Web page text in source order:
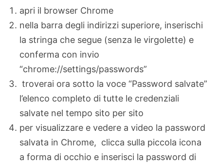
apri il browser Chrome
nella barra degli indirizzi superiore, inserischi
la stringa che segue (senza le virgolette) e
conferma con invio
“chrome://settings/passwords”
troverai ora sotto la voce “Password salvate”
l’elenco completo di tutte le credenziali
salvate nel tempo sito per sito
per visualizzare e vedere a video la password
salvata in Chrome, clicca sulla piccola icona
a forma di occhio e inserisci la password di